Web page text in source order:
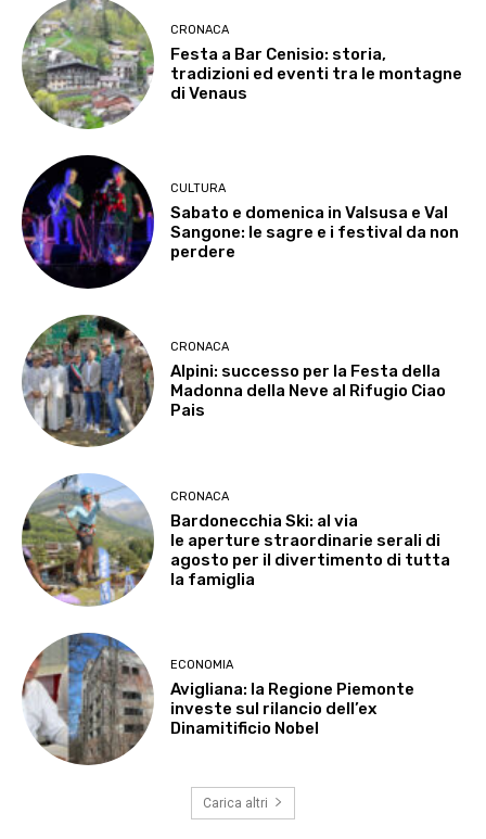
CRONACA
Festa a Bar Cenisio: storia,
tradizioni ed eventi tra le montagne
di Venaus
CULTURA
Sabato e domenica in Valsusa e Val
Sangone: le sagre e i festival da non
perdere
CRONACA
Alpini: successo per la Festa della
Madonna della Neve al Rifugio Ciao
Pais
CRONACA
Bardonecchia Ski: al via
le aperture straordinarie serali di
agosto per il divertimento di tutta
la famiglia
ECONOMIA
Avigliana: la Regione Piemonte
investe sul rilancio dell’ex
Dinamitificio Nobel
Carica altri